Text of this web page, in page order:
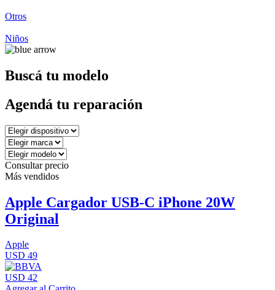
Otros
Niños
Buscá tu modelo
Agendá tu reparación
Consultar precio
Más vendidos
Apple Cargador USB-C iPhone 20W
Original
Apple
USD 49
USD 42